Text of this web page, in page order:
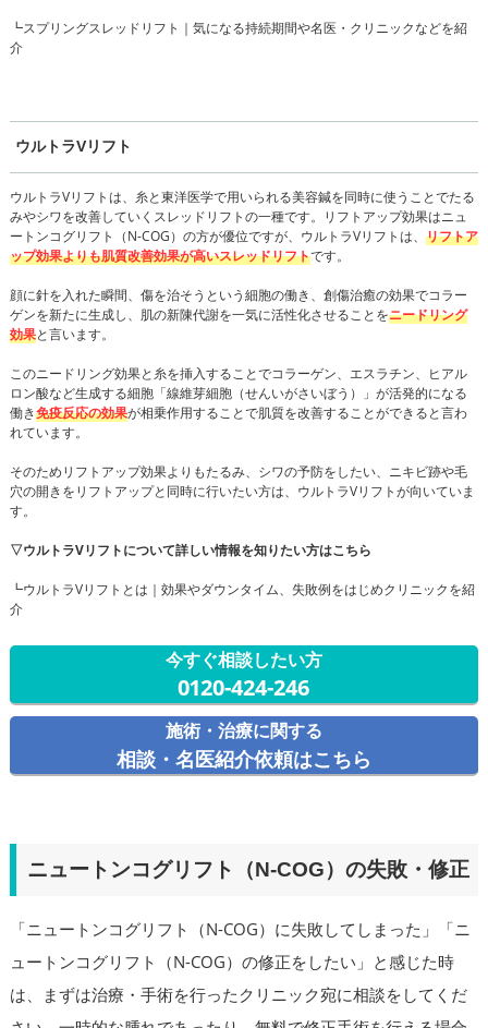
┗スプリングスレッドリフト｜気になる持続期間や名医・クリニックなどを紹
介
ウルトラVリフト
ウルトラVリフトは、糸と東洋医学で用いられる美容鍼を同時に使うことでたる
みやシワを改善していくスレッドリフトの一種です。リフトアップ効果はニュ
ートンコグリフト（N-COG）の方が優位ですが、ウルトラVリフトは、 リフトア
ップ効果よりも肌質改善効果が高いスレッドリフトです。
顔に針を入れた瞬間、傷を治そうという細胞の働き、創傷治癒の効果でコラー
ゲンを新たに生成し、肌の新陳代謝を一気に活性化させることをニードリング
効果と言います。
このニードリング効果と糸を挿入することでコラーゲン、エスラチン、ヒアル
ロン酸など生成する細胞「線維芽細胞（せんいがさいぼう）」が活発的になる
働き免疫反応の効果が相乗作用することで肌質を改善することができると言わ
れています。
そのためリフトアップ効果よりもたるみ、シワの予防をしたい、ニキビ跡や毛
穴の開きをリフトアップと同時に行いたい方は、ウルトラVリフトが向いていま
す。
▽ウルトラVリフトについて詳しい情報を知りたい方はこちら
┗ウルトラVリフトとは｜効果やダウンタイム、失敗例をはじめクリニックを紹
介
今すぐ相談したい方
0120-424-246
施術・治療に関する
相談・名医紹介依頼はこちら
ニュートンコグリフト（N-COG）の失敗・修正
「ニュートンコグリフト（N-COG）に失敗してしまった」「ニ
ュートンコグリフト（N-COG）の修正をしたい」と感じた時
は、まずは治療・手術を行ったクリニック宛に相談をしてくだ